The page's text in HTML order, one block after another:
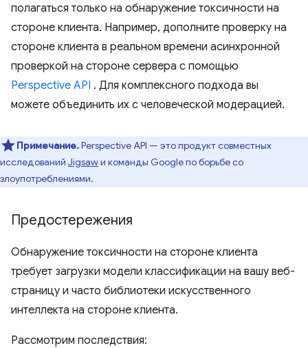
полагаться только на обнаружение токсичности на
стороне клиента. Например, дополните проверку на
стороне клиента в реальном времени асинхронной
проверкой на стороне сервера с помощью
Perspective API . Для комплексного подхода вы
можете объединить их с человеческой модерацией.
Примечание.Perspective API — это продукт совместных
исследований Jigsawи команды Google по борьбе со
злоупотреблениями.
Предостережения
Обнаружение токсичности на стороне клиента
требует загрузки модели классификации на вашу веб-
страницу и часто библиотеки искусственного
интеллекта на стороне клиента.
Рассмотрим последствия: